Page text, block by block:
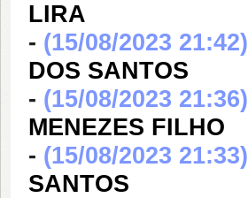
LIRA
- (15/08/2023 21:42)
DOS SANTOS
- (15/08/2023 21:36)
MENEZES FILHO
- (15/08/2023 21:33)
SANTOS